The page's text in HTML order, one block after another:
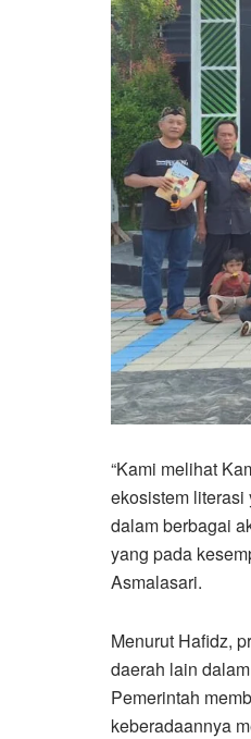
“Kami melihat
ekosistem literasi
dalam berbagai
yang pada
Asmalasari.
Menurut Hafidz,
daerah lain
Pemerintah
keberadaannya